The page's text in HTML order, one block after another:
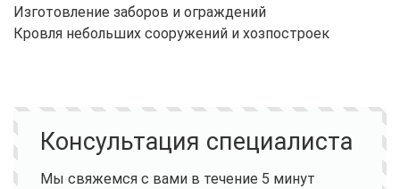
Изготовление заборов и ограждений
Кровля небольших сооружений и хозпостроек
Консультация специалиста
Мы свяжемся с вами в течение 5 минут